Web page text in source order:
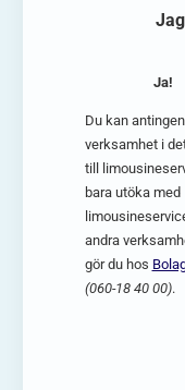
Ja!
Du kan
verksamhet i
till
bara utöka med
andra
gör du hos
(060-18 40 00).